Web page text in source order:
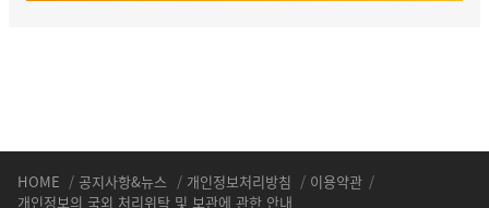
HOME / 공지사항&뉴스 / 개인정보처리방침 / 이용약관 /
개인정보의 국외 처리위탁 및 보관에 관한 안내